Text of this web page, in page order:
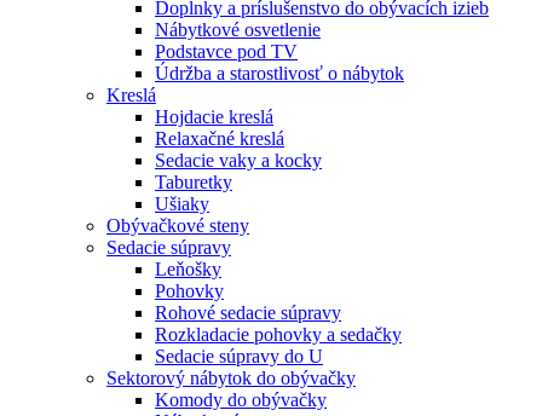
Doplnky a príslušenstvo do obývacích izieb
Nábytkové osvetlenie
Podstavce pod TV
Údržba a starostlivosť o nábytok
Kreslá
Hojdacie kreslá
Relaxačné kreslá
Sedacie vaky a kocky
Taburetky
Ušiaky
Obývačkové steny
Sedacie súpravy
Leňošky
Pohovky
Rohové sedacie súpravy
Rozkladacie pohovky a sedačky
Sedacie súpravy do U
Sektorový nábytok do obývačky
Komody do obývačky